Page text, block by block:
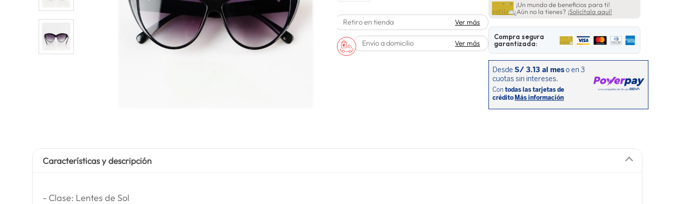
lavadora
10. spiderman
Retiro en tienda Ver más
Envío a domicilio Ver más
¡Un mundo de beneficios para ti!
¿Aún no la tienes? ¡Solicítala aquí!
Compra segura
garantizada:
Características y descripción
- Clase: Lentes de Sol